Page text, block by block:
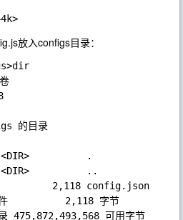
放入configs目录：
卷
的目录
<DIR>          .
<DIR>          ..
2,118 config.json
2,118 字节
475,872,493,568 可用字节